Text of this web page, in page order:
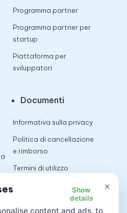
Programma partner
Programma partner per
startup
Piattaforma per
sviluppatori
Documenti
Informativa sulla privacy
Politica di cancellazione
e rimborso
Termini di utilizzo
×
Show
details
content and ads, to